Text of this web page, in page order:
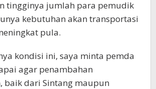
tingginya jumlah para pemudik
kebutuhan akan transportasi
pula.
kondisi ini, saya minta pemda
agar penambahan
baik dari Sintang maupun